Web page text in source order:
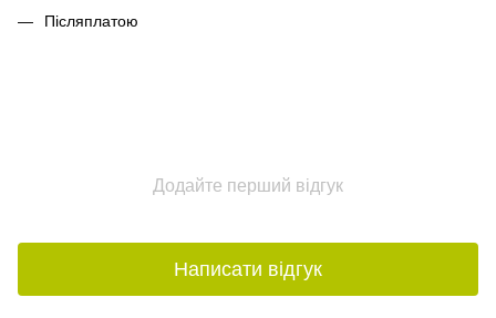
Післяплатою
Додайте перший відгук
Написати відгук